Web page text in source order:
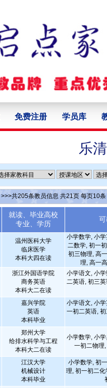
免费注册 学员库
乐
>>>共205条教员信息 共21页 每页10条
就读、毕业高校
专业、学历
温州医科大学
临床医学
本科大四在读
小学数学, 小
二数学, 初一
初三物理, 高
理, 高一
浙江外国语学院
商务英语
本科大二在读
小学语文, 小
二英语, 初三
嘉兴学院
英语
本科毕业
小学语文, 小
一初二英语,
郑州大学
给排水科学与工程
本科大二在读
小学数学, 小
一初二物理
江汉大学
机械设计
本科毕业
小学数学, 初
理, 初一初二